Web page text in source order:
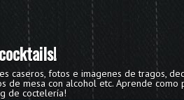
caseros, fotos e imagenes de tragos,
de mesa con alcohol etc. Aprende como
de coctelería!